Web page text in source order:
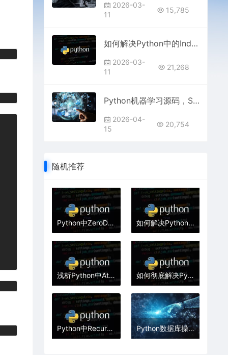
2026-03-
11
15,785
如何解决Python中的IndexError索引越界错误
2026-03-
11
21,268
Python机器学习源码，Scikit-learn与TensorFlow，经典算法实现
2026-04-
15
20,754
随机推荐
Python中ZeroDivisionError除零错误的处理 如何解决Python中的IndexError索引越界错误
浅析Python中AttributeError属性错误的原因 如何彻底解决Python中的ModuleNotFoundError
Python中RecursionError递归深度错误的解决 Python数据库操作实战：MySQL与MongoDB的增删改查全解析